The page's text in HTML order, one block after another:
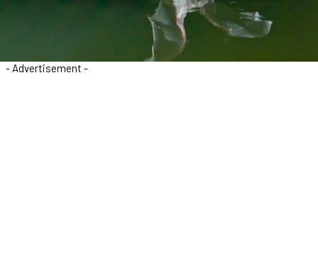
- Advertisement -